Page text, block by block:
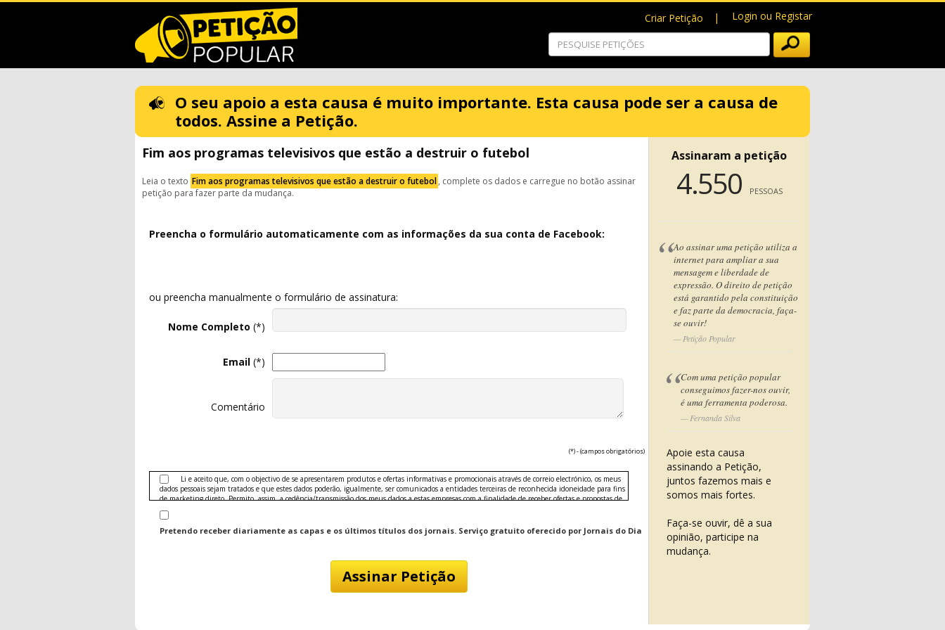
Criar Petição Login ou Registar
O seu apoio a esta causa é muito importante. Esta causa pode ser a causa de
todos. Assine a Petição.
Fim aos programas televisivos que estão a destruir o futebol
Leia o texto Fim aos programas televisivos que estão a destruir o futebol, complete os dados e carregue no botão assinar
petição para fazer parte da mudança.
Preencha o formulário automaticamente com as informações da sua conta de Facebook:
ou preencha manualmente o formulário de assinatura:
Nome Completo (*)
Email (*)
Comentário
(*) - (campos obrigatórios)
Li e aceito que, com o objectivo de se apresentarem produtos e ofertas informativas e promocionais através de correio electrónico, os meus
dados pessoais sejam tratados e que estes dados poderão, igualmente, ser comunicados a entidades terceiras de reconhecida idoneidade para fins
de marketing direto. Permito, assim, a cedência/transmissão dos meus dados a estas empresas com a finalidade de receber ofertas e propostas de
publicidade das seguintes áreas:
Banca (crédito, cartões)
jardinagem, hobbies, comunicação e entretenimento, jogos, lotarias e concursos.
Ofertas no sector do grande consumo: electrónica, informática, moda e têxtil, imagem e som, complementos, casa, utilidades domésticas,
bazar, mobiliário, drogaria, alimentação, bebidas, materiais de escritório, moda e decoração.
Serviços e conteúdos da área de saúde, cuidado pessoal e estética
Pretendo receber diariamente as capas e os últimos títulos dos jornais. Serviço gratuito oferecido por Jornais do Dia
Assinaram a petição
4.550 PESSOAS
Ao assinar uma petição utiliza a
internet para ampliar a sua
mensagem e liberdade de
expressão. O direito de petição
está garantido pela constituição
e faz parte da democracia, faça-
se ouvir!
Petição Popular
Com uma petição popular
conseguimos fazer-nos ouvir,
é uma ferramenta poderosa.
Fernanda Silva
Apoie esta causa
assinando a Petição,
juntos fazemos mais e
somos mais fortes.
Faça-se ouvir, dê a sua
opinião, participe na
mudança.